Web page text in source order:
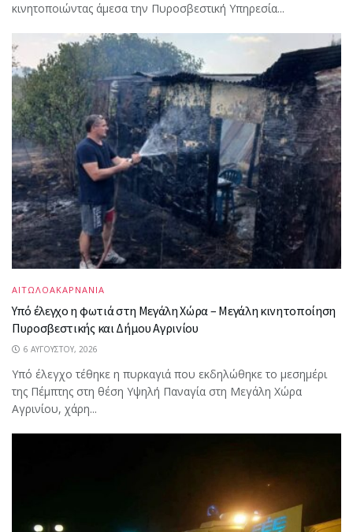
κινητοποιώντας άμεσα την Πυροσβεστική Υπηρεσία...
ΑΙΤΩΛΟΑΚΑΡΝΑΝΙΑ
Υπό έλεγχο η φωτιά στη Μεγάλη Χώρα – Μεγάλη κινητοποίηση
Πυροσβεστικής και Δήμου Αγρινίου
6 ΑΥΓΟΎΣΤΟΥ, 2026
Υπό έλεγχο τέθηκε η πυρκαγιά που εκδηλώθηκε το μεσημέρι
της Πέμπτης στη θέση Υψηλή Παναγία στη Μεγάλη Χώρα
Αγρινίου, χάρη...